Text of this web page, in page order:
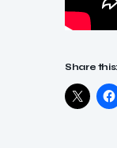
Share this: